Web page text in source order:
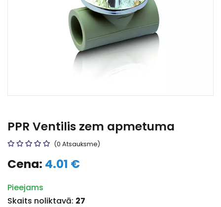
PPR Ventilis zem apmetuma
(0 Atsauksme)
Cena: 4.01 €
Pieejams
Skaits noliktavā: 27